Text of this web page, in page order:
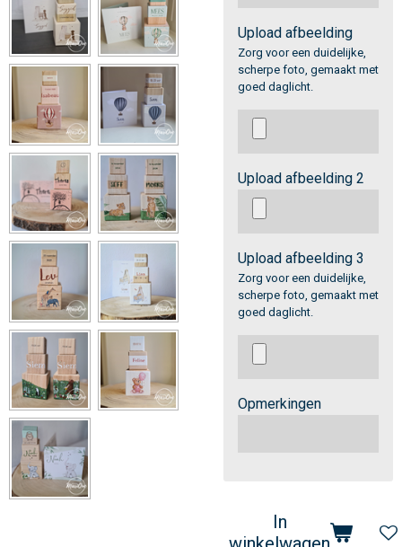
Upload afbeelding
Zorg voor een duidelijke,
scherpe foto, gemaakt met
goed daglicht.
Upload afbeelding 2
Upload afbeelding 3
Zorg voor een duidelijke,
scherpe foto, gemaakt met
goed daglicht.
Opmerkingen
In